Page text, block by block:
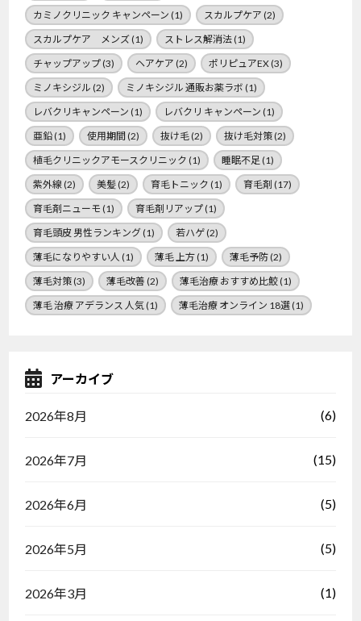
カミノクリニック キャンペーン (1) スカルプケア (2)
スカルプケア メンズ(1) ストレス解消法(1)
チャップアップ(3) ヘアケア (2) ポリピュアEX(3)
ミノキシジル (2) ミノキシジル 通販お薬ラボ (1)
レバクリキャンペーン (1) レバクリ キャンペーン (1)
亜鉛(1) 使用期間(2) 抜け毛(2) 抜け毛対策(2)
植毛クリニックアモースクリニック (1) 睡眠不足 (1)
紫外線 (2) 美髪(2) 育毛トニック (1) 育毛剤 (17)
育毛剤ニューモ (1) 育毛剤リアップ(1)
育毛頭皮 男性ランキング(1) 若ハゲ(2)
薄毛になりやすい人 (1) 薄毛 上方(1) 薄毛予防(2)
薄毛対策(3) 薄毛改善 (2) 薄毛治療 おすすめ比鮫(1)
薄毛 治療 アデランス 人気 (1) 薄毛治療 オンライン 18選(1)
アーカイブ
2026年8月 (6)
2026年7月 (15)
2026年6月 (5)
2026年5月 (5)
2026年3月 (1)